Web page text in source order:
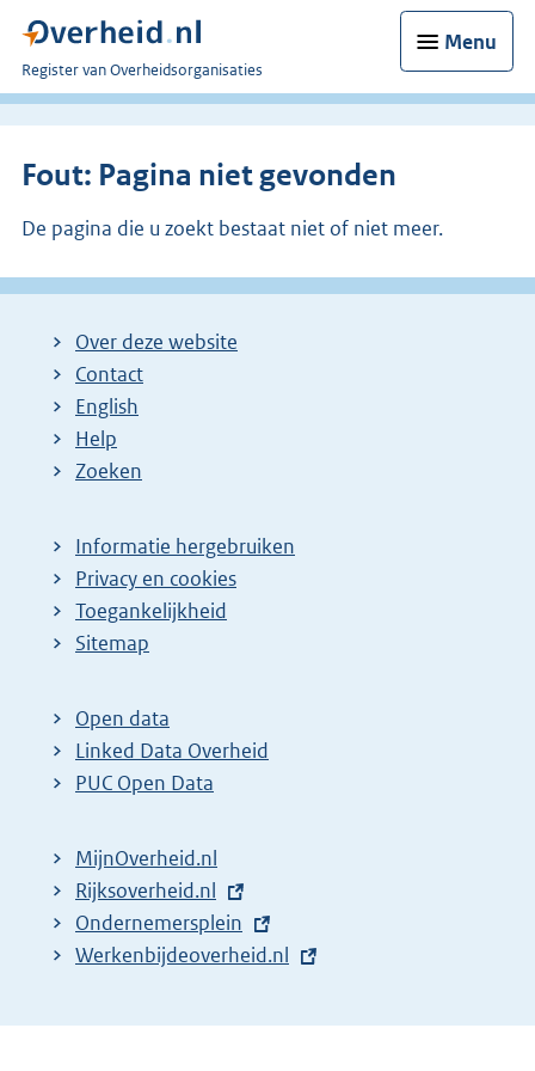
Menu
U
bent
Register van Overheidsorganisaties
Fout: Pagina niet gevonden
De pagina die u zoekt bestaat niet of niet meer.
Over deze website
Contact
English
Help
Zoeken
Informatie hergebruiken
Privacy en cookies
Toegankelijkheid
Sitemap
Open data
Linked Data Overheid
PUC Open Data
MijnOverheid.nl
E
x
t
r
Rijksoverheid.nl
E
x
e
Ondernemersplein
E
t
Werkenbijdeoverheid.nl